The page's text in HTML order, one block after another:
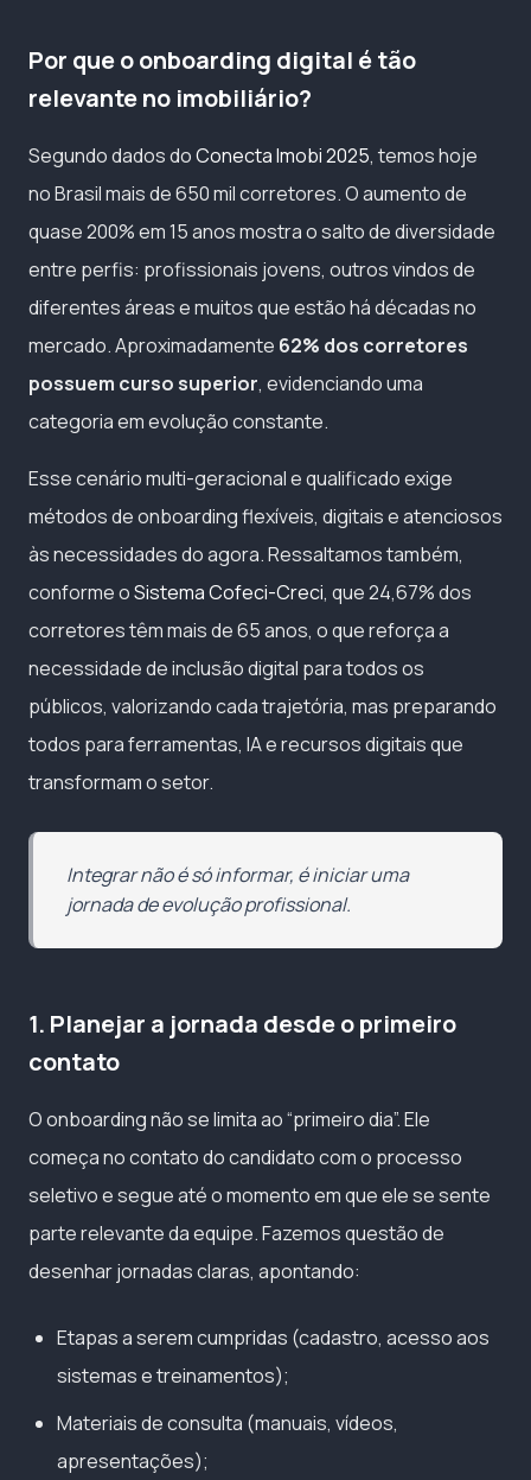
Por que o onboarding digital é tão
relevante no imobiliário?
Segundo dados doConecta Imobi 2025, temos hoje
no Brasil mais de 650 mil corretores. O aumento de
quase 200% em 15 anos mostra o salto de diversidade
entre perfis: profissionais jovens, outros vindos de
diferentes áreas e muitos que estão há décadas no
mercado. Aproximadamente 62% dos corretores
possuem curso superior, evidenciando uma
categoria em evolução constante.
Esse cenário multi-geracional e qualificado exige
métodos de onboarding flexíveis, digitais e atenciosos
às necessidades do agora. Ressaltamos também,
conforme oSistema Cofeci-Creci, que 24,67% dos
corretores têm mais de 65 anos, o que reforça a
necessidade de inclusão digital para todos os
públicos, valorizando cada trajetória, mas preparando
todos para ferramentas, IA e recursos digitais que
transformam o setor.
Integrar não é só informar, é iniciar uma
jornada de evolução profissional.
1. Planejar a jornada desde o primeiro
contato
O onboarding não se limita ao “primeiro dia”. Ele
começa no contato do candidato com o processo
seletivo e segue até o momento em que ele se sente
parte relevante da equipe. Fazemos questão de
desenhar jornadas claras, apontando:
Etapas a serem cumpridas (cadastro, acesso aos
sistemas e treinamentos);
Materiais de consulta (manuais, vídeos,
apresentações);